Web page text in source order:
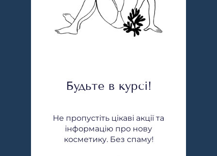
Будьте в курсі!
Не пропустіть цікаві акції та
інформацію про нову
косметику. Без спаму!